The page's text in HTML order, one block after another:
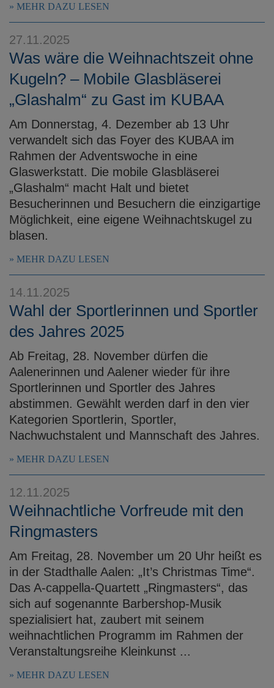
MEHR DAZU LESEN
27.11.2025
Was wäre die Weihnachtszeit ohne
Kugeln? – Mobile Glasbläserei
„Glashalm“ zu Gast im KUBAA
Am Donnerstag, 4. Dezember ab 13 Uhr
verwandelt sich das Foyer des KUBAA im
Rahmen der Adventswoche in eine
Glaswerkstatt. Die mobile Glasbläserei
„Glashalm“ macht Halt und bietet
Besucherinnen und Besuchern die einzigartige
Möglichkeit, eine eigene Weihnachtskugel zu
blasen.
MEHR DAZU LESEN
14.11.2025
Wahl der Sportlerinnen und Sportler
des Jahres 2025
Ab Freitag, 28. November dürfen die
Aalenerinnen und Aalener wieder für ihre
Sportlerinnen und Sportler des Jahres
abstimmen. Gewählt werden darf in den vier
Kategorien Sportlerin, Sportler,
Nachwuchstalent und Mannschaft des Jahres.
MEHR DAZU LESEN
12.11.2025
Weihnachtliche Vorfreude mit den
Ringmasters
Am Freitag, 28. November um 20 Uhr heißt es
in der Stadthalle Aalen: „It’s Christmas Time“.
Das A-cappella-Quartett „Ringmasters“, das
sich auf sogenannte Barbershop-Musik
spezialisiert hat, zaubert mit seinem
weihnachtlichen Programm im Rahmen der
Veranstaltungsreihe Kleinkunst ...
MEHR DAZU LESEN